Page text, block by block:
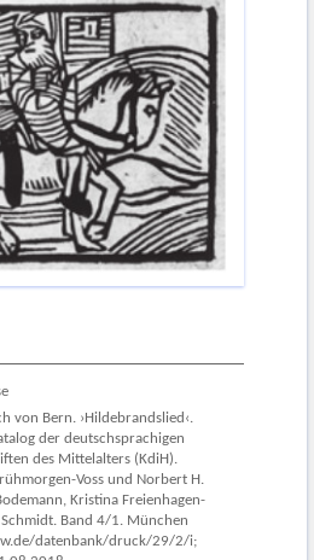
von Bern. ›Hildebrandslied‹.
der deutschsprachigen
des Mittelalters (KdiH).
Voss und Norbert H.
Kristina Freienhagen-
Band 4/1. München
datenbank/druck/29/2/i;